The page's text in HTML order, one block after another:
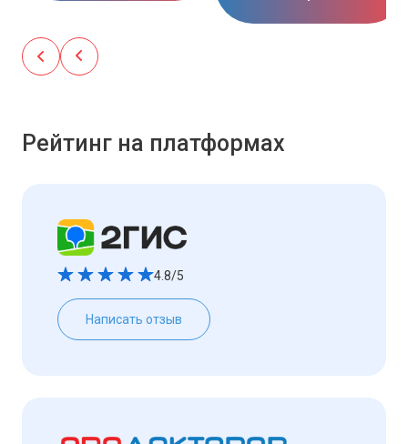
Рейтинг на платформах
4.8/5
Написать отзыв